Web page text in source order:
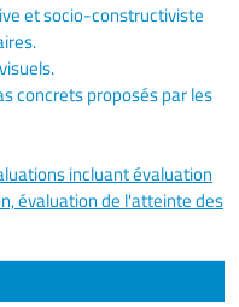
et socio-constructiviste
concrets proposés par les
incluant évaluation
évaluation de l'atteinte des